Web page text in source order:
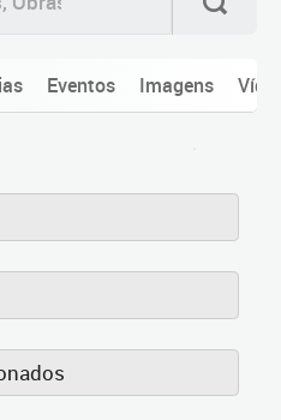
Eventos Imagens